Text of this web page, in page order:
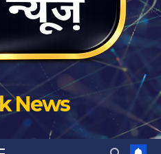
News